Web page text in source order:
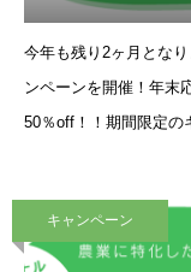
今年も残り2ヶ月とな
ンペーンを開催！年末
50％off！！期間限定の
す。相談は無料ですの
キャンペーン